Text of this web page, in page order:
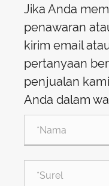
Jika Anda
penawaran
kirim email
pertanyaan
penjualan
Anda dalam